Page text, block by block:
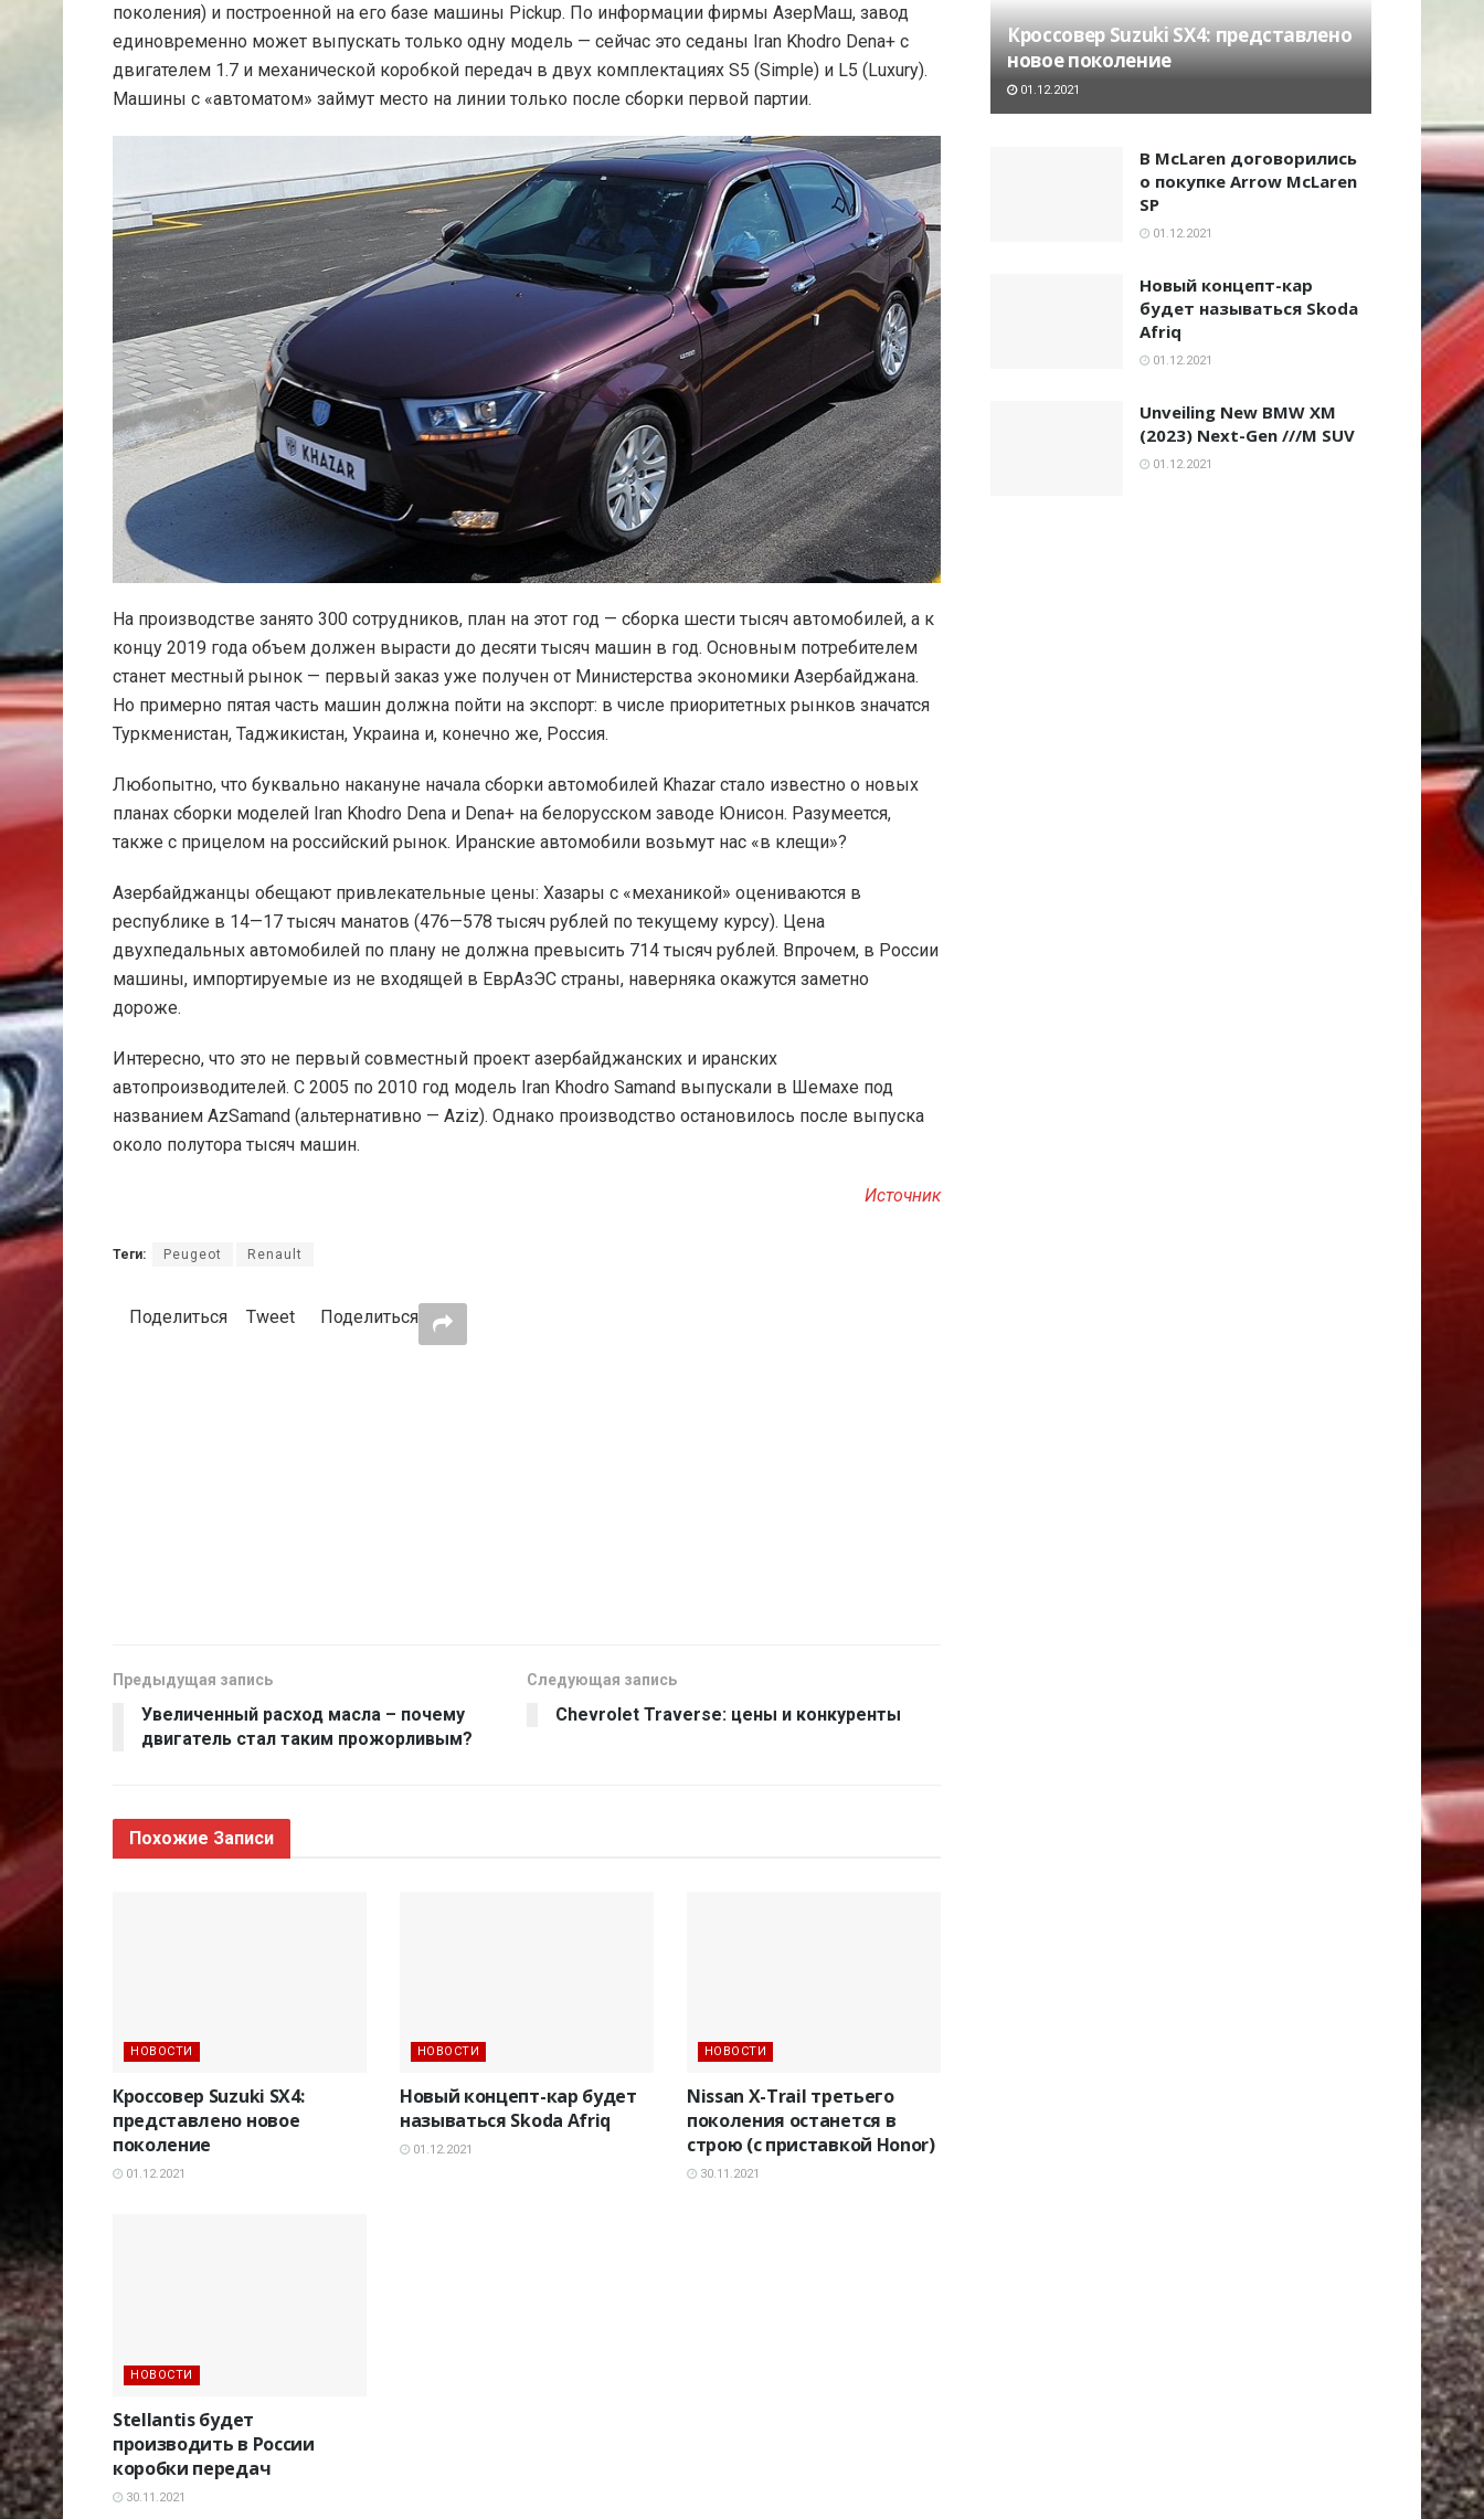
поколения) и построенной на его базе машины Pickup. По информации фирмы АзерМаш, завод
единовременно может выпускать только одну модель — сейчас это седаны Iran Khodro Dena+ с
двигателем 1.7 и механической коробкой передач в двух комплектациях S5 (Simple) и L5 (Luxury).
Машины с «автоматом» займут место на линии только после сборки первой партии.
На производстве занято 300 сотрудников, план на этот год — сборка шести тысяч автомобилей, а к
концу 2019 года объем должен вырасти до десяти тысяч машин в год. Основным потребителем
станет местный рынок — первый заказ уже получен от Министерства экономики Азербайджана.
Но примерно пятая часть машин должна пойти на экспорт: в числе приоритетных рынков значатся
Туркменистан, Таджикистан, Украина и, конечно же, Россия.
Любопытно, что буквально накануне начала сборки автомобилей Khazar стало известно о новых
планах сборки моделей Iran Khodro Dena и Dena+ на белорусском заводе Юнисон. Разумеется,
также с прицелом на российский рынок. Иранские автомобили возьмут нас «в клещи»?
Азербайджанцы обещают привлекательные цены: Хазары с «механикой» оцениваются в
республике в 14—17 тысяч манатов (476—578 тысяч рублей по текущему курсу). Цена
двухпедальных автомобилей по плану не должна превысить 714 тысяч рублей. Впрочем, в России
машины, импортируемые из не входящей в ЕврАзЭС страны, наверняка окажутся заметно
дороже.
Интересно, что это не первый совместный проект азербайджанских и иранских
автопроизводителей. С 2005 по 2010 год модель Iran Khodro Samand выпускали в Шемахе под
названием AzSamand (альтернативно — Aziz). Однако производство остановилось после выпуска
около полутора тысяч машин.
Источник
Теги: Peugeot Renault
Поделиться Tweet Поделиться
Предыдущая запись
Увеличенный расход масла – почему
двигатель стал таким прожорливым?
Следующая запись
Chevrolet Traverse: цены и конкуренты
Похожие Записи
НОВОСТИ
Кроссовер Suzuki SX4:
представлено новое
поколение
01.12.2021
НОВОСТИ
Новый концепт-кар будет
называться Skoda Afriq
01.12.2021
НОВОСТИ
Nissan X-Trail третьего
поколения останется в
строю (с приставкой Honor)
30.11.2021
НОВОСТИ
Stellantis будет
производить в России
коробки передач
30.11.2021
Кроссовер Suzuki SX4: представлено
новое поколение
01.12.2021
В McLaren договорились
о покупке Arrow McLaren
SP
01.12.2021
Новый концепт-кар
будет называться Skoda
Afriq
01.12.2021
Unveiling New BMW XM
(2023) Next-Gen ///M SUV
01.12.2021